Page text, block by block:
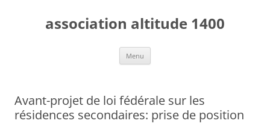
contenuassociation altitude 1400
Menu
Avant-projet de loi fédérale sur les
résidences secondaires: prise de position